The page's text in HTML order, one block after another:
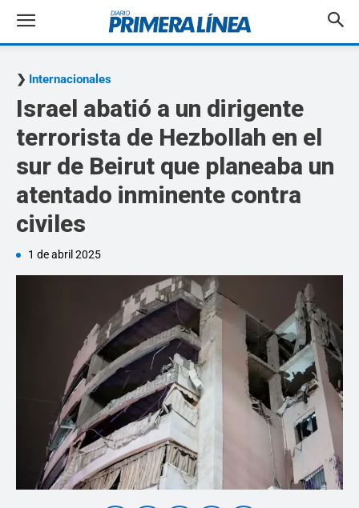
Internacionales
Israel abatió a un dirigente
terrorista de Hezbollah en el
sur de Beirut que planeaba un
atentado inminente contra
civiles
1 de abril 2025